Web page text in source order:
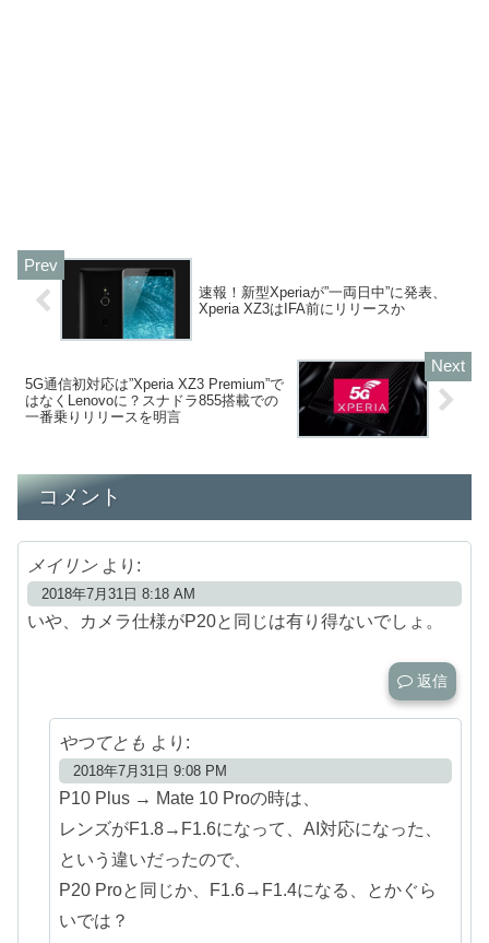
速報！新型Xperiaが”一両日中”に発表、
Xperia XZ3はIFA前にリリースか
5G通信初対応は”Xperia XZ3 Premium”で
はなくLenovoに？スナドラ855搭載での
一番乗りリリースを明言
コメント
メイリン より:
2018年7月31日 8:18 AM
いや、カメラ仕様がP20と同じは有り得ないでしょ。
返信
やつてとも より:
2018年7月31日 9:08 PM
P10 Plus → Mate 10 Proの時は、
レンズがF1.8→F1.6になって、AI対応になった、
という違いだったので、
P20 Proと同じか、F1.6→F1.4になる、とかぐら
いでは？